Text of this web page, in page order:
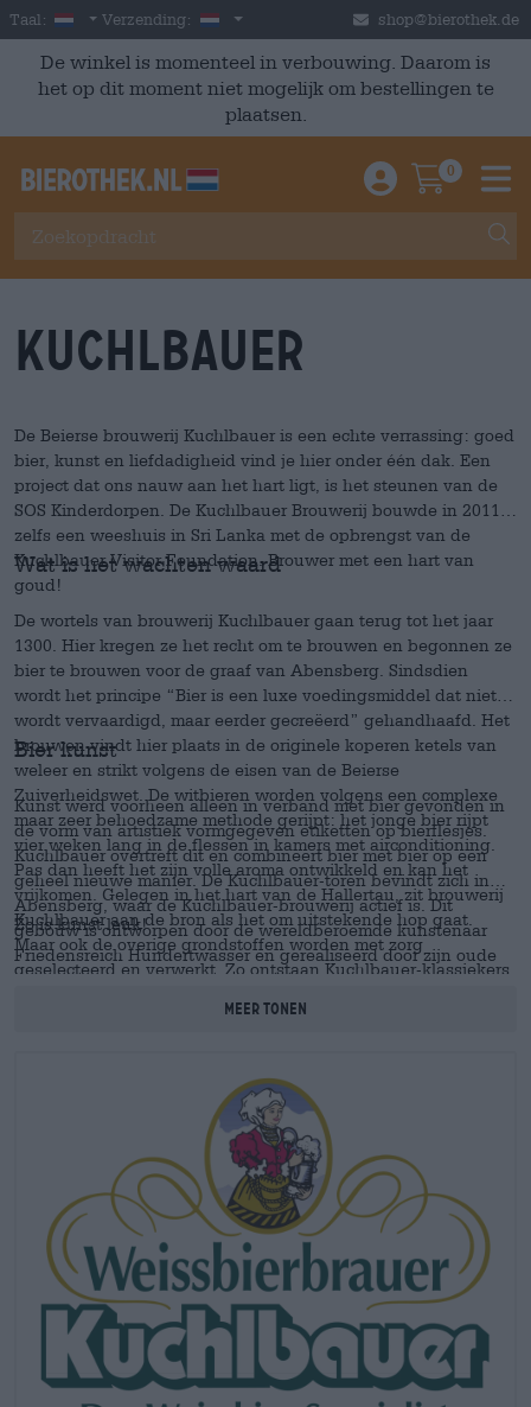
Skip to main content
Taal: Dutch
Verzending: Nederland shop@bierothek.de
De winkel is momenteel in verbouwing. Daarom is
het op dit moment niet mogelijk om bestellingen te
plaatsen.
Einloggen /
0
Kuchlbauer
De Beierse brouwerij Kuchlbauer is een echte verrassing: goed
bier, kunst en liefdadigheid vind je hier onder één dak. Een
project dat ons nauw aan het hart ligt, is het steunen van de
SOS Kinderdorpen. De Kuchlbauer Brouwerij bouwde in 2011
zelfs een weeshuis in Sri Lanka met de opbrengst van de
Kuchlbauer Visitor Foundation. Brouwer met een hart van
goud!
Wat is het wachten waard
De wortels van brouwerij Kuchlbauer gaan terug tot het jaar
1300. Hier kregen ze het recht om te brouwen en begonnen ze
bier te brouwen voor de graaf van Abensberg. Sindsdien
wordt het principe “Bier is een luxe voedingsmiddel dat niet
wordt vervaardigd, maar eerder gecreëerd” gehandhaafd. Het
brouwen vindt hier plaats in de originele koperen ketels van
weleer en strikt volgens de eisen van de Beierse
Zuiverheidswet. De witbieren worden volgens een complexe
maar zeer behoedzame methode gerijpt: het jonge bier rijpt
vier weken lang in de flessen in kamers met airconditioning.
Pas dan heeft het zijn volle aroma ontwikkeld en kan het
vrijkomen. Gelegen in het hart van de Hallertau, zit brouwerij
Kuchlbauer aan de bron als het om uitstekende hop gaat.
Maar ook de overige grondstoffen worden met zorg
geselecteerd en verwerkt. Zo ontstaan Kuchlbauer-klassiekers
Beieren een grote populariteit genieten.
Bier kunst
Kunst werd voorheen alleen in verband met bier gevonden in
de vorm van artistiek vormgegeven etiketten op bierflesjes.
Kuchlbauer overtreft dit en combineert bier met bier op een
geheel nieuwe manier. De Kuchlbauer-toren bevindt zich in
Abensberg, waar de Kuchlbauer-brouwerij actief is. Dit
gebouw is ontworpen door de wereldberoemde kunstenaar
Friedensreich Hundertwasser en gerealiseerd door zijn oude
vriend en student Peter Pelikan. In echte Hundertwasser-stijl
rijst het gebouw hoog de lucht in en aan alle kanten naar
blikvanger zijn. Organische vormen, dansende ramen,
gebogen lijnen en een speelse dynamiek zijn handelsmerken
van Hundertwasser en zijn ook terug te vinden op de
Kuchlbauertoren. Wat het echter wereldwijd uniek maakt, is
de connectie met bier. De Kuchlbauertoren is een
bierkunsttoren en staat zowel van binnen als van buiten
volledig in het teken van gerstesap. Van de koepel tot de
torenkelder, alles draait om bier en geïnteresseerde bezoekers
kunnen tijdens een rondleiding alles te weten komen over ons
favoriete drankje. En natuurlijk kun je hier ook bier drinken.
Zo is kunst leuk!
Meer tonen